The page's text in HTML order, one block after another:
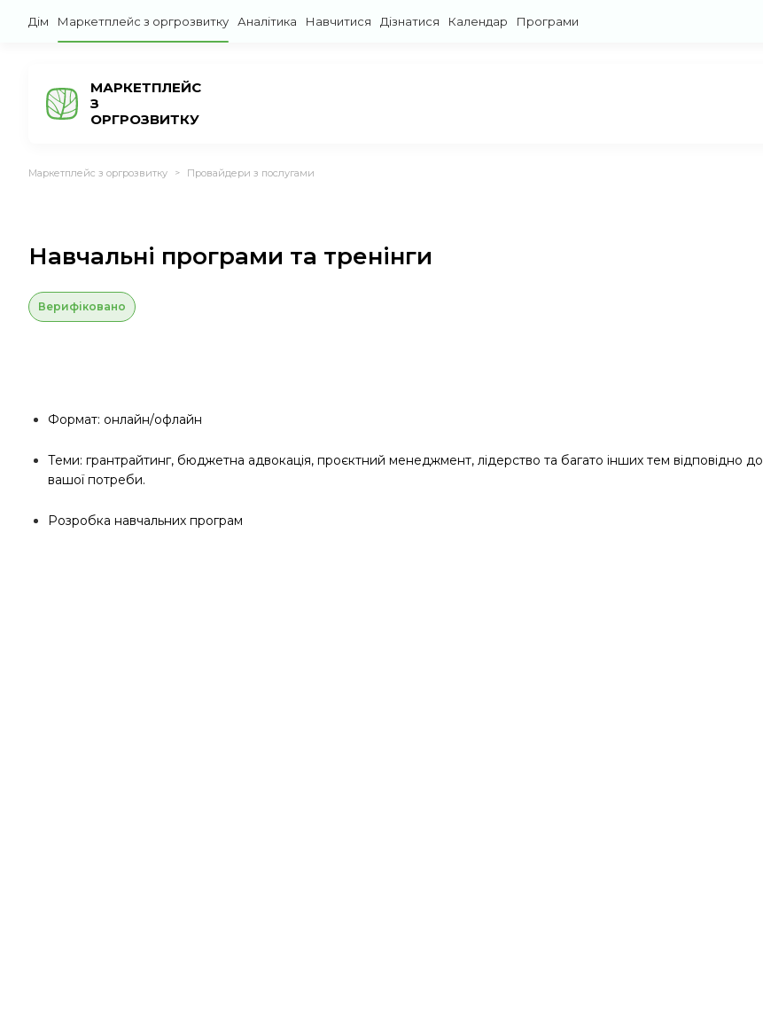
Дім Маркетплейс з оргрозвитку Аналітика Навчитися Дізнатися Календар Програми
МАРКЕТПЛЕЙС
З
ОРГРОЗВИТКУ
Маркетплейс з оргрозвитку > Провайдери з послугами
Навчальні програми та тренінги
Верифіковано
Формат: онлайн/офлайн
Теми: грантрайтинг, бюджетна адвокація, проєктний менеджмент, лідерство та багато інших тем відповідно до
вашої потреби.
Розробка навчальних програм